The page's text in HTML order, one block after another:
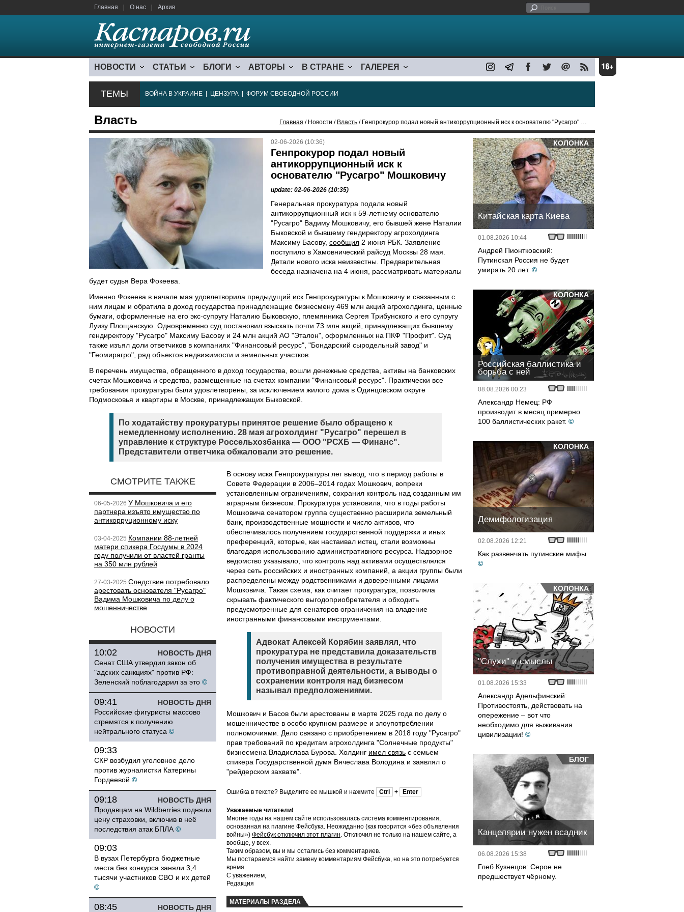
Главная О нас Архив
НОВОСТИ СТАТЬИ БЛОГИ АВТОРЫ В СТРАНЕ ГАЛЕРЕЯ
ТЕМЫ ВОЙНА В УКРАИНЕ ЦЕНЗУРА ФОРУМ СВОБОДНОЙ РОССИИ
Власть Главная / Новости / Власть / Генпрокурор подал новый антикоррупционный иск к основателю "Русагро" Мошковичу
02-06-2026 (10:36)
Генпрокурор подал новый
антикоррупционный иск к
основателю "Русагро" Мошковичу
update: 02-06-2026 (10:35)
Генеральная прокуратура подала новый
антикоррупционный иск к 59-летнему основателю
"Русагро" Вадиму Мошковичу, его бывшей жене Наталии
Быковской и бывшему гендиректору агрохолдинга
Максиму Басову, сообщил 2 июня РБК. Заявление
поступило в Хамовнический райсуд Москвы 28 мая.
Детали нового иска неизвестны. Предварительная
беседа назначена на 4 июня, рассматривать материалы
будет судья Вера Фокеева.
Именно Фокеева в начале мая удовлетворила предыдущий иск Генпрокуратуры к Мошковичу и связанным с
ним лицам и обратила в доход государства принадлежащие бизнесмену 469 млн акций агрохолдинга, ценные
бумаги, оформленные на его экс-супругу Наталию Быковскую, племянника Сергея Трибунского и его супругу
Луизу Площанскую. Одновременно суд постановил взыскать почти 73 млн акций, принадлежащих бывшему
гендиректору "Русагро" Максиму Басову и 24 млн акций АО "Эталон", оформленных на ПКФ "Профит". Суд
также изъял доли ответчиков в компаниях "Финансовый ресурс", "Бондарский сыродельный завод" и
"Геомирагро", ряд объектов недвижимости и земельных участков.
В перечень имущества, обращенного в доход государства, вошли денежные средства, активы на банковских
счетах Мошковича и средства, размещенные на счетах компании "Финансовый ресурс". Практически все
требования прокуратуры были удовлетворены, за исключением жилого дома в Одинцовском округе
Подмосковья и квартиры в Москве, принадлежащих Быковской.
По ходатайству прокуратуры принятое решение было обращено к
немедленному исполнению. 28 мая агрохолдинг "Русагро" перешел в
управление к структуре Россельхозбанка — ООО "РСХБ — Финанс".
Представители ответчика обжаловали это решение.
СМОТРИТЕ ТАКЖЕ
06-05-2026 У Мошковича и его
партнера изъято имущество по
антикорруционному иску
03-04-2025 Компании 88-летней
матери спикера Госдумы в 2024
году получили от властей гранты
на 350 млн рублей
27-03-2025 Следствие потребовало
арестовать основателя "Русагро"
Вадима Мошковича по делу о
мошенничестве
НОВОСТИ
НОВОСТЬ ДНЯ
10:02
Сенат США утвердил закон об
"адских санкциях" против РФ:
Зеленский поблагодарил за это ©
НОВОСТЬ ДНЯ
09:41
Российские фигуристы массово
стремятся к получению
нейтрального статуса ©
09:33
СКР возбудил уголовное дело
против журналистки Катерины
Гордеевой ©
НОВОСТЬ ДНЯ
09:18
Продавцам на Wildberries подняли
цену страховки, включив в неё
последствия атак БПЛА ©
09:03
В вузах Петербурга бюджетные
места без конкурса заняли 3,4
тысячи участников СВО и их детей
©
НОВОСТЬ ДНЯ
08:45
В основу иска Генпрокуратуры лег вывод, что в период работы в
Совете Федерации в 2006–2014 годах Мошкович, вопреки
установленным ограничениям, сохранил контроль над созданным им
аграрным бизнесом. Прокуратура установила, что в годы работы
Мошковича сенатором группа существенно расширила земельный
банк, производственные мощности и число активов, что
обеспечивалось получением государственной поддержки и иных
преференций, которые, как настаивал истец, стали возможны
благодаря использованию административного ресурса. Надзорное
ведомство указывало, что контроль над активами осуществлялся
через сеть российских и иностранных компаний, а акции группы были
распределены между родственниками и доверенными лицами
Мошковича. Такая схема, как считает прокуратура, позволяла
скрывать фактического выгодоприобретателя и обходить
предусмотренные для сенаторов ограничения на владение
иностранными финансовыми инструментами.
Адвокат Алексей Корябин заявлял, что
прокуратура не представила доказательств
получения имущества в результате
противоправной деятельности, а выводы о
сохранении контроля над бизнесом
называл предположениями.
Мошкович и Басов были арестованы в марте 2025 года по делу о
мошенничестве в особо крупном размере и злоупотреблении
полномочиями. Дело связано с приобретением в 2018 году "Русагро"
прав требований по кредитам агрохолдинга "Солнечные продукты"
бизнесмена Владислава Бурова. Холдинг имел связь с семьем
спикера Государственной думя Вячеслава Володина и заявлял о
"рейдерском захвате".
Ошибка в тексте? Выделите ее мышкой и нажмите Ctrl + Enter
Уважаемые читатели!
Многие годы на нашем сайте использовалась система комментирования,
основанная на плагине Фейсбука. Неожиданно (как говорится «без объявления
войны») Фейсбук отключил этот плагин. Отключил не только на нашем сайте, а
вообще, у всех.
Таким образом, вы и мы остались без комментариев.
Мы постараемся найти замену комментариям Фейсбука, но на это потребуется
время.
С уважением,
Редакция
МАТЕРИАЛЫ РАЗДЕЛА
КОЛОНКА
Китайская карта Киева
01.08.2026 10:44
Андрей Пионтковский:
Путинская Россия не будет
умирать 20 лет. ©
КОЛОНКА
Российская баллистика и
борьба с ней
08.08.2026 00:23
Александр Немец: РФ
производит в месяц примерно
100 баллистических ракет. ©
КОЛОНКА
Демифологизация
02.08.2026 12:21
Как развенчать путинские мифы
©
КОЛОНКА
"Слухи" и смыслы
01.08.2026 15:33
Александр Адельфинский:
Противостоять, действовать на
опережение – вот что
необходимо для выживания
цивилизации! ©
БЛОГ
Канцелярии нужен всадник
06.08.2026 15:38
Глеб Кузнецов: Серое не
предшествует чёрному.